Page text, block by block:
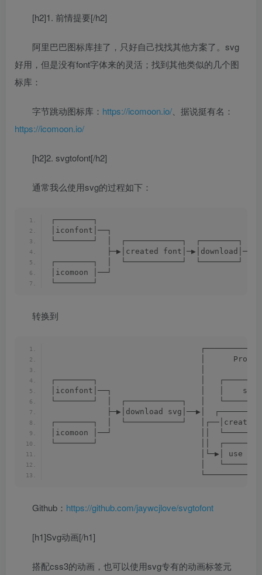
[h2]1. 前情提要[/h2]
阿里巴巴图标库挂了，只好自己找找其他方案了。svg
好用，但是没有font字体来的灵活；找到其他类似的几个图
标库：
字节跳动图标库： https://icomoon.io/、据说挺有名：
https://icomoon.io/
[h2]2. svgtofont[/h2]
通常我么使用svg的过程如下：
┌────────┐
│iconfont│──┐                               │
└────────┘  │  ┌────────────┐  ┌────────┐
├─▶│created
┌────────┐  │  └────────────┘  └────────┘
│icomoon │──┘
└────────┘
转换到
│
┌────────┐                      │
│iconfont│──┐                   │   │    svg
└────────┘  │  ┌────────────┐   │
├─▶│download svg│──▶│
┌────────┐  │  └────────────┘   │┌──│create
│icomoon │──┘                   ││
└────────┘                      ││
│└─▶│ use
│
Github： https://github.com/jaywcjlove/svgtofont
[h1]Svg动画[/h1]
搭配css3的动画，也可以使用svg专有的动画标签元